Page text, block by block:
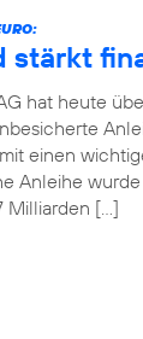
stärkt
hat heute
einen
Anleihe
Milliarden […]